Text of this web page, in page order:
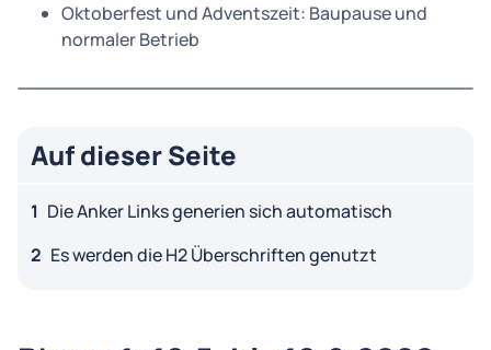
Oktoberfest und Adventszeit: Baupause und
normaler Betrieb
Auf dieser Seite
Die Anker Links generien sich automatisch
Es werden die H2 Überschriften genutzt